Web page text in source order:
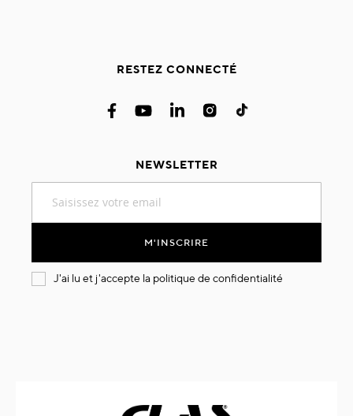
RESTEZ CONNECTÉ
NEWSLETTER
notre
M'INSCRIRE
J'ai lu et j'accepte la politique de confidentialité